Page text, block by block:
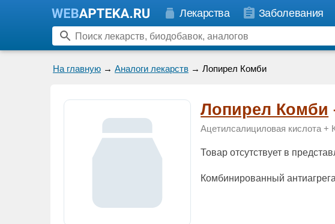
Лекарства Заболевания
На главную → Аналоги лекарств → Лопирел Комби
Лопирел Комби
Ацетилсалициловая кислота +
Товар отсутствует в
Комбинированный